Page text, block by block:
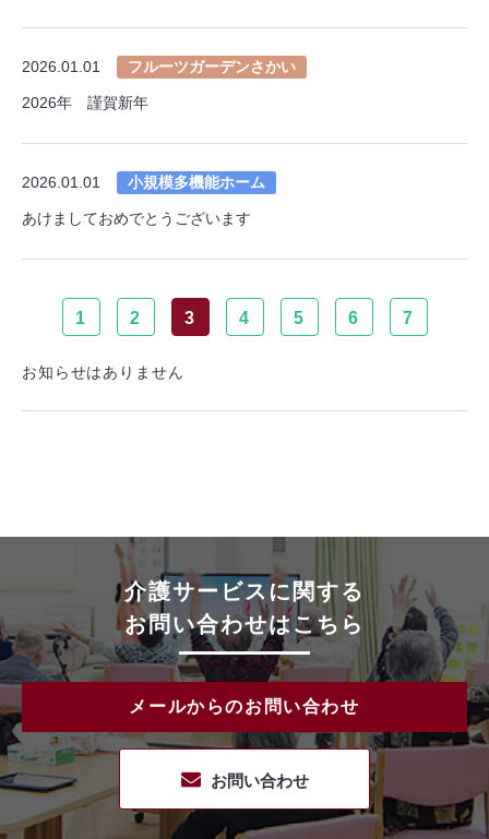
2026.01.01 フルーツガーデンさかい
2026年 謹賀新年
2026.01.01 小規模多機能ホーム
あけましておめでとうございます
1 2 3 4 5 6 7
お知らせはありません
介護サービスに関する
お問い合わせはこちら
メールからのお問い合わせ
お問い合わせ